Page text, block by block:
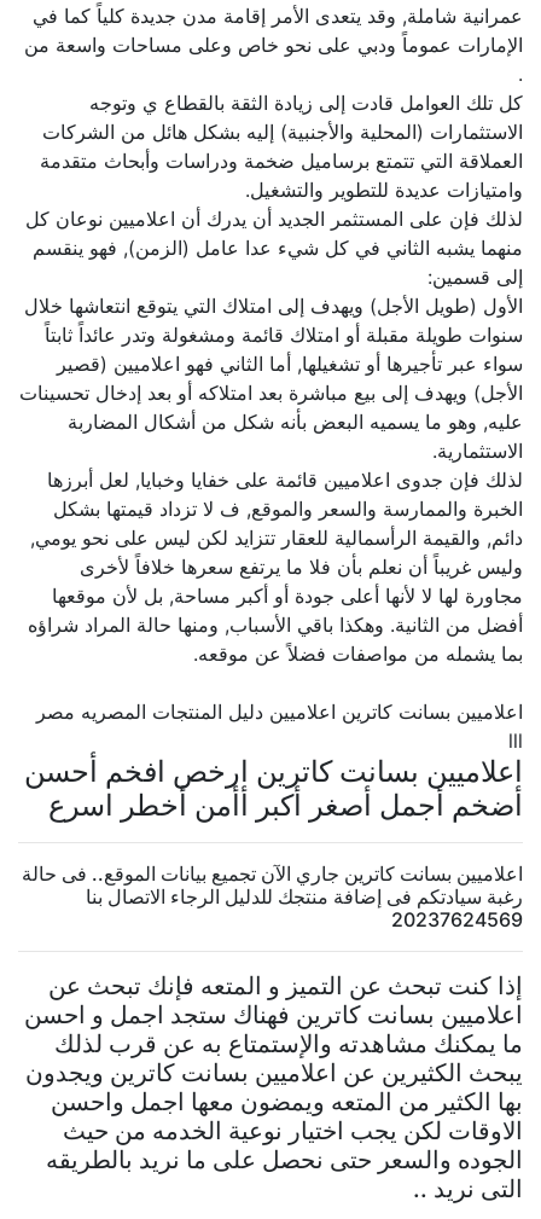
عمرانية شاملة, وقد يتعدى الأمر إقامة مدن جديدة كلياً كما في
الإمارات عموماً ودبي على نحو خاص وعلى مساحات واسعة من
كل تلك العوامل قادت إلى زيادة الثقة بالقطاع ي وتوجه
الاستثمارات (المحلية والأجنبية) إليه بشكل هائل من الشركات
العملاقة التي تتمتع برساميل ضخمة ودراسات وأبحاث متقدمة
وامتيازات عديدة للتطوير والتشغيل.
لذلك فإن على المستثمر الجديد أن يدرك أن اعلاميين نوعان كل
منهما يشبه الثاني في كل شيء عدا عامل (الزمن), فهو ينقسم
إلى قسمين:
الأول (طويل الأجل) ويهدف إلى امتلاك التي يتوقع انتعاشها خلال
سنوات طويلة مقبلة أو امتلاك قائمة ومشغولة وتدر عائداً ثابتاً
سواء عبر تأجيرها أو تشغيلها, أما الثاني فهو اعلاميين (قصير
الأجل) ويهدف إلى بيع مباشرة بعد امتلاكه أو بعد إدخال تحسينات
عليه, وهو ما يسميه البعض بأنه شكل من أشكال المضاربة
الاستثمارية.
لذلك فإن جدوى اعلاميين قائمة على خفايا وخبايا, لعل أبرزها
الخبرة والممارسة والسعر والموقع, ف لا تزداد قيمتها بشكل
دائم, والقيمة الرأسمالية للعقار تتزايد لكن ليس على نحو يومي,
وليس غريباً أن نعلم بأن فلا ما يرتفع سعرها خلافاً لأخرى
مجاورة لها لا لأنها أعلى جودة أو أكبر مساحة, بل لأن موقعها
أفضل من الثانية. وهكذا باقي الأسباب, ومنها حالة المراد شراؤه
بما يشمله من مواصفات فضلاً عن موقعه.
اعلاميين بسانت كاترين اعلاميين دليل المنتجات المصريه مصر
اعلاميين بسانت كاترين ارخص افخم أحسن
أضخم أجمل أصغر أكبر أأمن أخطر اسرع
اعلاميين بسانت كاترين جاري الآن تجميع بيانات الموقع.. فى حالة
رغبة سيادتكم فى إضافة منتجك للدليل الرجاء الاتصال بنا
20237624569
إذا كنت تبحث عن التميز و المتعه فإنك تبحث عن
اعلاميين بسانت كاترين فهناك ستجد اجمل و احسن
ما يمكنك مشاهدته والإستمتاع به عن قرب لذلك
يبحث الكثيرين عن اعلاميين بسانت كاترين ويجدون
بها الكثير من المتعه ويمضون معها اجمل واحسن
الاوقات لكن يجب اختيار نوعية الخدمه من حيث
الجوده والسعر حتى نحصل على ما نريد بالطريقه
التى نريد ..